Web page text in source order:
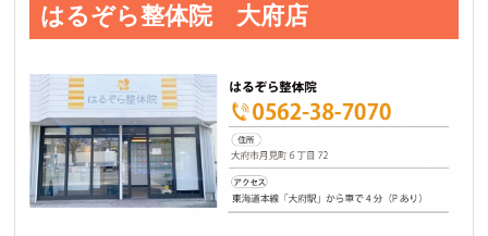
はるぞら整体院 大府店